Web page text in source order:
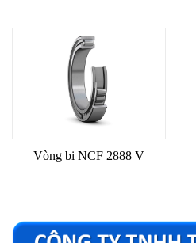
Vòng bi NCF 2888 V